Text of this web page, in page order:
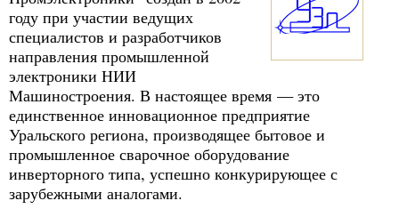
году при участии ведущих
специалистов и разработчиков
направления промышленной
электроники НИИ
Машиностроения. В настоящее время — это
единственное инновационное предприятие
Уральского региона, производящее бытовое и
промышленное сварочное оборудование
инверторного типа, успешно конкурирующее с
зарубежными аналогами.